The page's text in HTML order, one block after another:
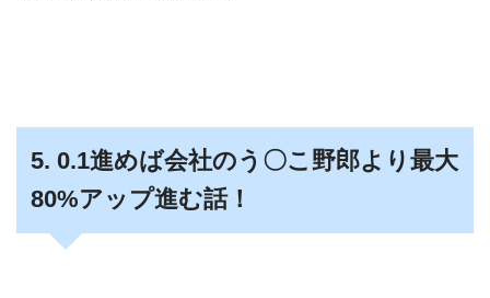
5. 0.1進めば会社のう〇こ野郎より最大
80%アップ進む話！